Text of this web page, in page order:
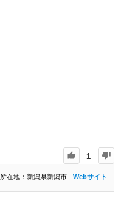
1
Webサイト
所在地：新潟県新潟市